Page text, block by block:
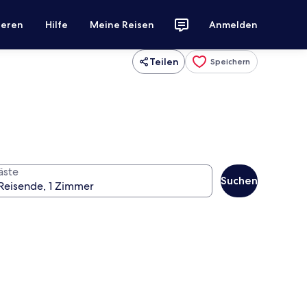
Hilfe Meine Reisen Anmelden
Teilen Speichern
Suchen